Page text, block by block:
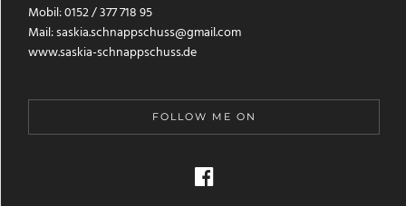
Mobil: 0152 / 377 718 95
Mail: saskia.schnappschuss@gmail.com
www.saskia-schnappschuss.de
FOLLOW ME ON